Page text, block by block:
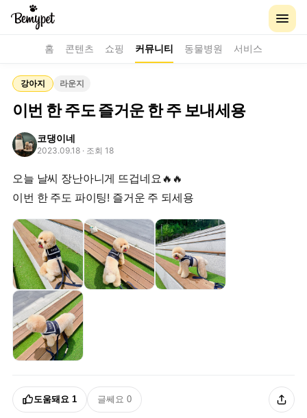
홈 콘텐츠 쇼핑 커뮤니티 동물병원 서비스
강아지 라운지
이번 한 주도 즐거운 한 주 보내세용
코댕이네
2023.09.18 · 조회 18
오늘 날씨 장난아니게 뜨겁네요🔥🔥
이번 한 주도 파이팅! 즐거운 주 되세용
도움돼요 1 글쎄요 0